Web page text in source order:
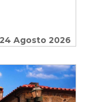
Agosto 2026